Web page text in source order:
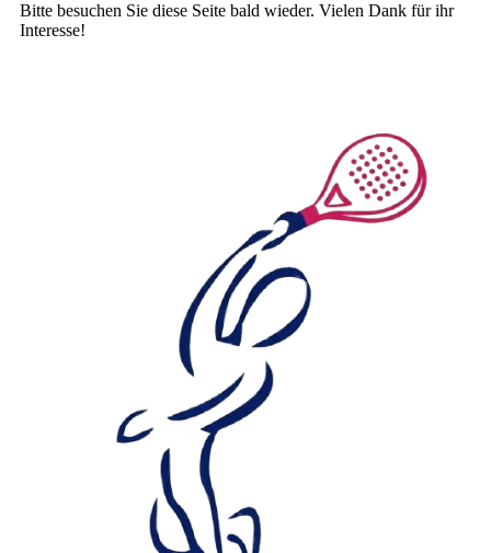
Bitte besuchen Sie diese Seite bald wieder. Vielen Dank für ihr
Interesse!